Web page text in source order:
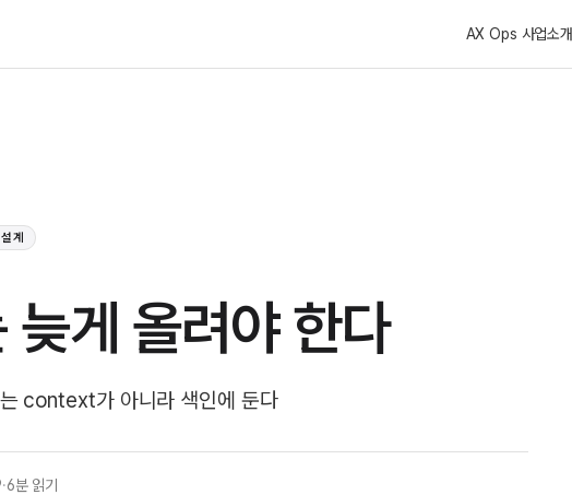
AX Ops 사업소개
계
늦게 올려야 한다
context가 아니라 색인에 둔다
·6분 읽기